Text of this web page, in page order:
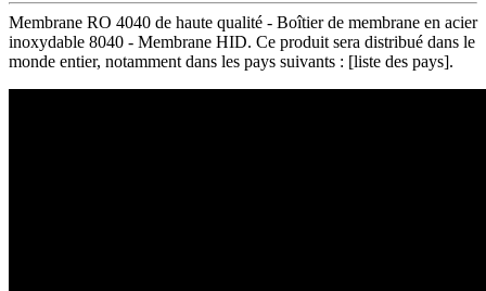
Membrane RO 4040 de haute qualité - Boîtier de membrane en acier
inoxydable 8040 - Membrane HID. Ce produit sera distribué dans le
monde entier, notamment dans les pays suivants : [liste des pays].